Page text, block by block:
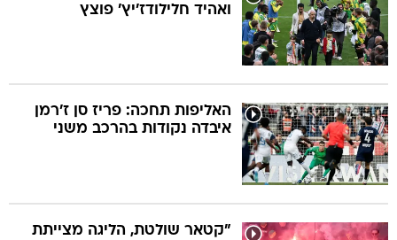
ואהיד חלילודז'יץ' פוצץ
האליפות תחכה: פריז סן ז'רמן
איבדה נקודות בהרכב משני
"קטאר שולטת, הליגה מצייתת